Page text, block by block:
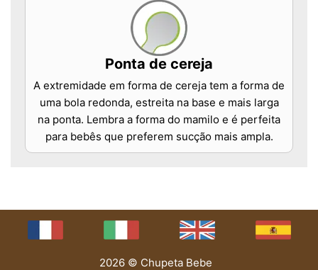
Ponta de cereja
A extremidade em forma de cereja tem a forma de
uma bola redonda, estreita na base e mais larga
na ponta. Lembra a forma do mamilo e é perfeita
para bebês que preferem sucção mais ampla.
2026 © Chupeta Bebe